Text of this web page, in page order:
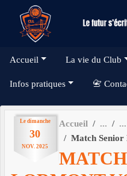
Accueil La vie du Club
Infos pratiques 📇
Le dimanche
30
NOV. 2025
Accueil
Match
Panneau de gestion des cookies